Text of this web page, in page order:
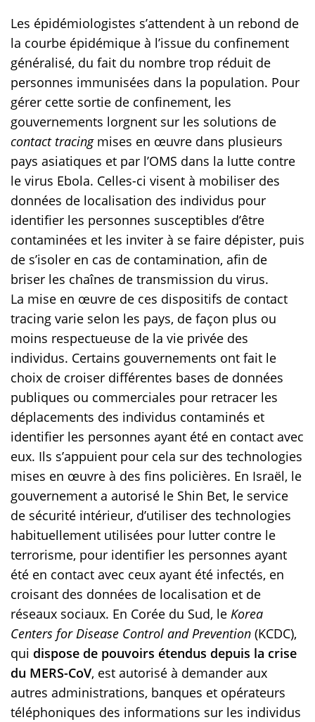
Les épidémiologistes s’attendent à un rebond de
la courbe épidémique à l’issue du confinement
généralisé, du fait du nombre trop réduit de
personnes immunisées dans la population. Pour
gérer cette sortie de confinement, les
gouvernements lorgnent sur les solutions de
contact tracingmises en œuvre dans plusieurs
pays asiatiques et par l’OMS dans la lutte contre
le virus Ebola. Celles-ci visent à mobiliser des
données de localisation des individus pour
identifier les personnes susceptibles d’être
contaminées et les inviter à se faire dépister, puis
de s’isoler en cas de contamination, afin de
briser les chaînes de transmission du virus.
La mise en œuvre de ces dispositifs de contact
tracing varie selon les pays, de façon plus ou
moins respectueuse de la vie privée des
individus. Certains gouvernements ont fait le
choix de croiser différentes bases de données
publiques ou commerciales pour retracer les
déplacements des individus contaminés et
identifier les personnes ayant été en contact avec
eux. Ils s’appuient pour cela sur des technologies
mises en œuvre à des fins policières. En Israël, le
gouvernement a autorisé le Shin Bet, le service
de sécurité intérieur, d’utiliser des technologies
habituellement utilisées pour lutter contre le
terrorisme, pour identifier les personnes ayant
été en contact avec ceux ayant été infectés, en
croisant des données de localisation et de
réseaux sociaux. En Corée du Sud, le Korea
Centers for Disease Control and Prevention (KCDC),
qui dispose de pouvoirs étendus depuis la crise
du MERS-CoV, est autorisé à demander aux
autres administrations, banques et opérateurs
téléphoniques des informations sur les individus